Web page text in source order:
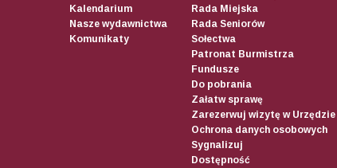
Kalendarium
Nasze wydawnictwa
Komunikaty
Rada Miejska
Rada Seniorów
Sołectwa
Patronat Burmistrza
Fundusze
Do pobrania
Załatw sprawę
Zarezerwuj wizytę w Urzędzie
Ochrona danych osobowych
Sygnalizuj
Dostępność